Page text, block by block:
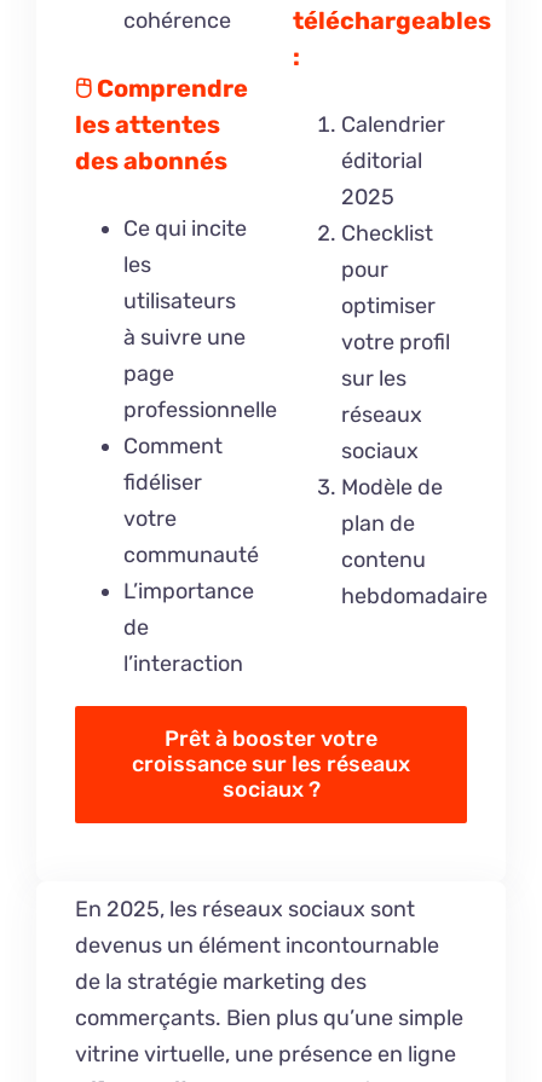
cohérence
🖰 Comprendre
les attentes
des abonnés
Ce qui incite
les
utilisateurs
à suivre une
page
professionnelle
Comment
fidéliser
votre
communauté
L’importance
de
l’interaction
téléchargeables
:
Calendrier
éditorial
2025
Checklist
pour
optimiser
votre profil
sur les
réseaux
sociaux
Modèle de
plan de
contenu
hebdomadaire
Prêt à booster votre
croissance sur les réseaux
sociaux ?
En 2025, les réseaux sociaux sont
devenus un élément incontournable
de la stratégie marketing des
commerçants. Bien plus qu’une simple
vitrine virtuelle, une présence en ligne